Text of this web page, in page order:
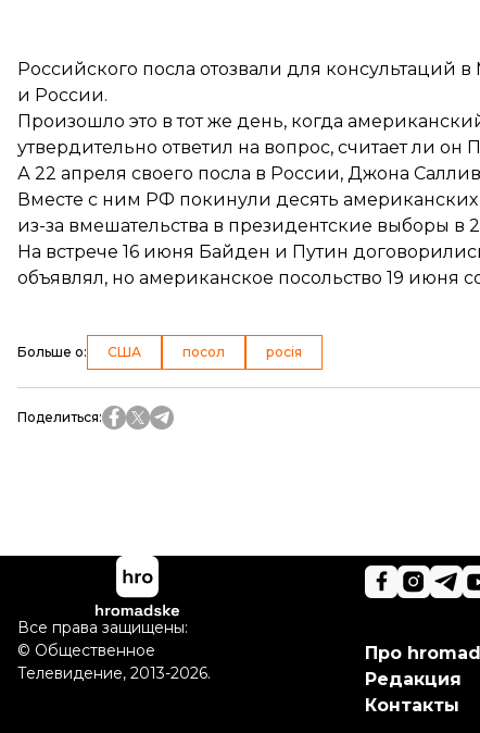
Российского посла отозвали для консультаций
и России.
Произошло это в тот же день, когда
утвердительно ответил на вопрос, считает ли он
А 22 апреля своего посла в России, Джона
Вместе с ним РФ покинули десять
из-за вмешательства в президентские выборы в
На встрече 16 июня Байден и Путин
объявлял, но американское посольство 19 июня
Больше о: США посол росія
Поделиться:
Про
Редакция
Контакты
Все права защищены:
© Общественное
Телевидение, 2013-2026.